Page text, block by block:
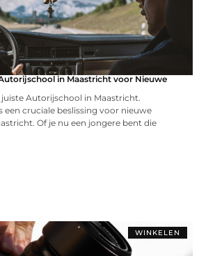
in Maastricht voor Nieuwe
Autorijschool in Maastricht.
een cruciale beslissing voor nieuwe
Of je nu een jongere bent die
WINKELEN